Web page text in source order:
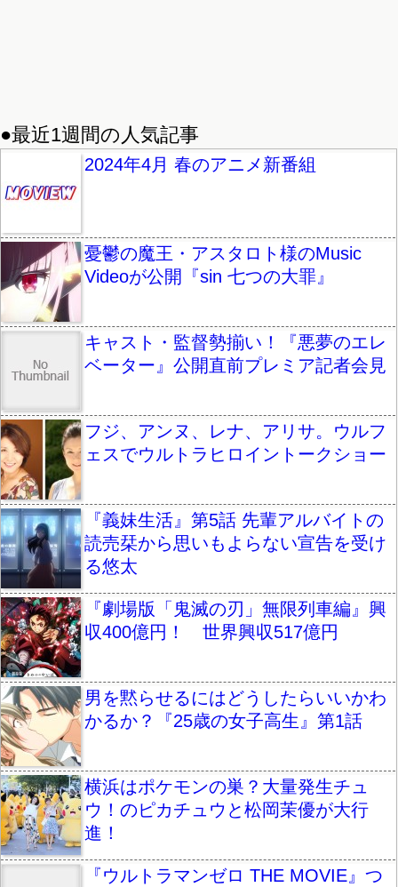
●最近1週間の人気記事
2024年4月 春のアニメ新番組
憂鬱の魔王・アスタロト様のMusic
Videoが公開『sin 七つの大罪』
キャスト・監督勢揃い！『悪夢のエレ
ベーター』公開直前プレミア記者会見
フジ、アンヌ、レナ、アリサ。ウルフ
ェスでウルトラヒロイントークショー
『義妹生活』第5話 先輩アルバイトの
読売栞から思いもよらない宣告を受け
る悠太
『劇場版「鬼滅の刃」無限列車編』興
収400億円！ 世界興収517億円
男を黙らせるにはどうしたらいいかわ
かるか？『25歳の女子高生』第1話
横浜はポケモンの巣？大量発生チュ
ウ！のピカチュウと松岡茉優が大行
進！
『ウルトラマンゼロ THE MOVIE』つ